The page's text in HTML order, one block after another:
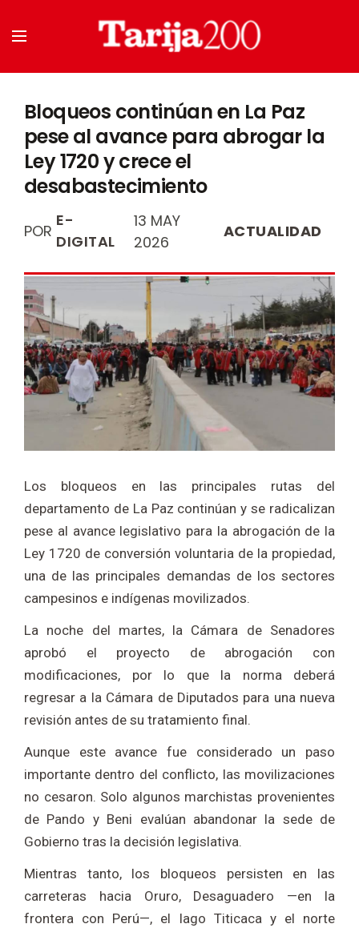
Bloqueos continúan en La Paz
pese al avance para abrogar la
Ley 1720 y crece el
desabastecimiento
POR
E-
DIGITAL
13 MAY
2026
ACTUALIDAD
Los bloqueos en las principales rutas del
departamento de La Paz continúan y se radicalizan
pese al avance legislativo para la abrogación de la
Ley 1720 de conversión voluntaria de la propiedad,
una de las principales demandas de los sectores
campesinos e indígenas movilizados.
La noche del martes, la Cámara de Senadores
aprobó el proyecto de abrogación con
modificaciones, por lo que la norma deberá
regresar a la Cámara de Diputados para una nueva
revisión antes de su tratamiento final.
Aunque este avance fue considerado un paso
importante dentro del conflicto, las movilizaciones
no cesaron. Solo algunos marchistas provenientes
de Pando y Beni evalúan abandonar la sede de
Gobierno tras la decisión legislativa.
Mientras tanto, los bloqueos persisten en las
carreteras hacia Oruro, Desaguadero —en la
frontera con Perú—, el lago Titicaca y el norte